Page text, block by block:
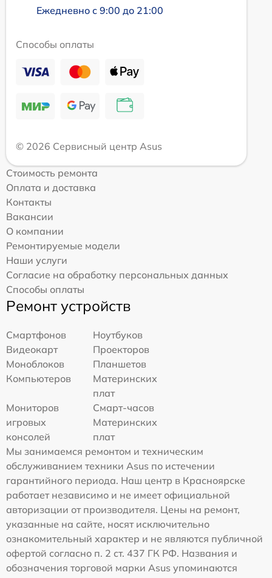
Ежедневно с 9:00 до 21:00
Способы оплаты
© 2026 Сервисный центр Asus
Стоимость ремонта
Оплата и доставка
Контакты
Вакансии
О компании
Ремонтируемые модели
Наши услуги
Согласие на обработку персональных данных
Способы оплаты
Ремонт устройств
Смартфонов
Ноутбуков
Видеокарт
Проекторов
Моноблоков
Планшетов
Компьютеров
Материнских
плат
Мониторов
Смарт-часов
игровых
консолей
Материнских
плат
Мы занимаемся ремонтом и техническим
обслуживанием техники Asus по истечении
гарантийного периода. Наш центр в Красноярске
работает независимо и не имеет официальной
авторизации от производителя. Цены на ремонт,
указанные на сайте, носят исключительно
ознакомительный характер и не являются публичной
офертой согласно п. 2 ст. 437 ГК РФ. Названия и
обозначения торговой марки Asus упоминаются